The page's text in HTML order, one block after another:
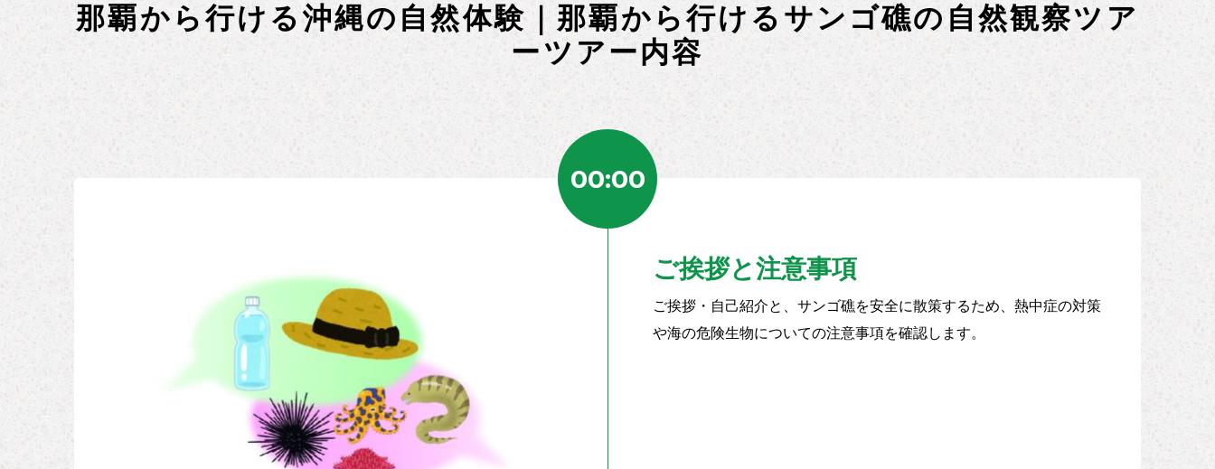
那覇から行ける沖縄の自然体験｜那覇から行けるサンゴ礁の自然観察ツア
ーツアー内容
00:00
ご挨拶と注意事項
ご挨拶・自己紹介と、サンゴ礁を安全に散策するため、熱中症の対策
や海の危険生物についての注意事項を確認します。